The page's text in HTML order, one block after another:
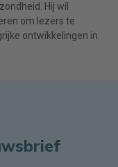
Hij wil
om lezers te
ontwikkelingen in